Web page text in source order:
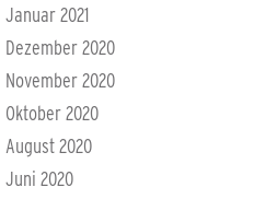
Januar 2021
Dezember 2020
November 2020
Oktober 2020
August 2020
Juni 2020